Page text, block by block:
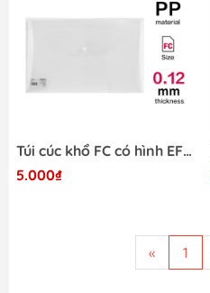
Túi cúc khổ FC có hình EF702-VN
5.000₫
« 1